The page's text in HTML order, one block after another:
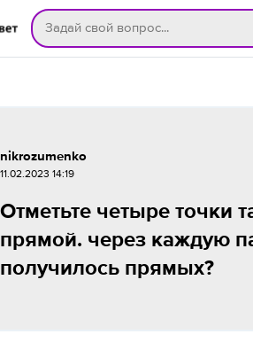
nikrozumenko
11.02.2023 14:19
Отметьте четыре точки
прямой. через каждую
получилось прямых?